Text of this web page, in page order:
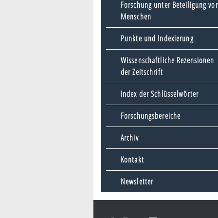
Forschung unter Beteiligung
Menschen
Punkte und Indexierung
Wissenschaftliche Rezensionen
der Zeitschrift
Index der Schlüsselwörter
Forschungsbereiche
Archiv
Kontakt
Newsletter